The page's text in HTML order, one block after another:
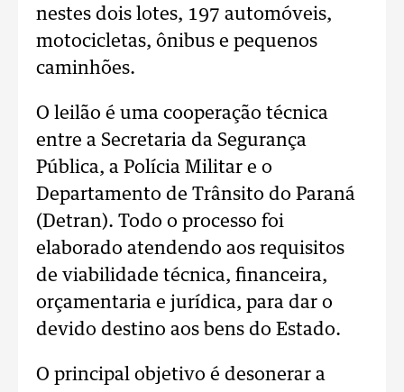
nestes dois lotes, 197 automóveis,
motocicletas, ônibus e pequenos
caminhões.
O leilão é uma cooperação técnica
entre a Secretaria da Segurança
Pública, a Polícia Militar e o
Departamento de Trânsito do Paraná
(Detran). Todo o processo foi
elaborado atendendo aos requisitos
de viabilidade técnica, financeira,
orçamentaria e jurídica, para dar o
devido destino aos bens do Estado.
O principal objetivo é desonerar a